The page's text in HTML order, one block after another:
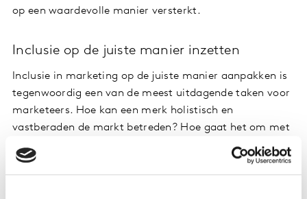
op een waardevolle manier versterkt.
Inclusie op de juiste manier inzetten
Inclusie in marketing op de juiste manier aanpakken is
tegenwoordig een van de meest uitdagende taken voor
marketeers. Hoe kan een merk holistisch en
vastberaden de markt betreden? Hoe gaat het om met
ongelijkheid en hoe pakt een merk dit aan met
productinnovaties? Is het merk bewust bezig met het